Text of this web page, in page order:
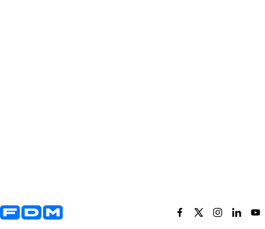
Yderligere information og kontaktoplysninger